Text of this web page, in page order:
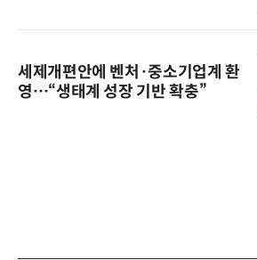
세제개편안에 벤처·중소기업계 환
영…“생태계 성장 기반 확충”